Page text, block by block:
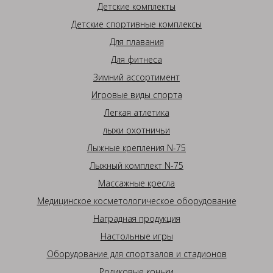
Детские комплекты
Детские спортивные комплексы
Для плавания
Для фитнеса
Зимний ассортимент
Игровые виды спорта
Легкая атлетика
лыжи охотничьи
Лыжные крепления N-75
Лыжный комплект N-75
Массажные кресла
Медицинское косметологическое оборудование
Наградная продукция
Настольные игры
Оборудование для спортзалов и стадионов